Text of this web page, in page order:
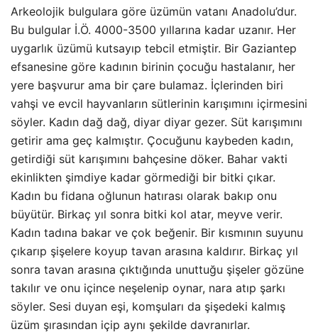
Arkeolojik bulgulara göre üzümün vatanı Anadolu’dur.
Bu bulgular İ.Ö. 4000-3500 yıllarına kadar uzanır. Her
uygarlık üzümü kutsayıp tebcil etmiştir. Bir Gaziantep
efsanesine göre kadının birinin çocuğu hastalanır, her
yere başvurur ama bir çare bulamaz. İçlerinden biri
vahşi ve evcil hayvanların sütlerinin karışımını içirmesini
söyler. Kadın dağ dağ, diyar diyar gezer. Süt karışımını
getirir ama geç kalmıştır. Çocuğunu kaybeden kadın,
getirdiği süt karışımını bahçesine döker. Bahar vakti
ekinlikten şimdiye kadar görmediği bir bitki çıkar.
Kadın bu fidana oğlunun hatırası olarak bakıp onu
büyütür. Birkaç yıl sonra bitki kol atar, meyve verir.
Kadın tadına bakar ve çok beğenir. Bir kısmının suyunu
çıkarıp şişelere koyup tavan arasına kaldırır. Birkaç yıl
sonra tavan arasına çıktığında unuttuğu şişeler gözüne
takılır ve onu içince neşelenip oynar, nara atıp şarkı
söyler. Sesi duyan eşi, komşuları da şişedeki kalmış
üzüm şırasından içip aynı şekilde davranırlar.